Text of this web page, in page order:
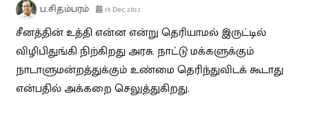
ப.சிதம்பரம் 19 Dec 2022
சீனத்தின் உத்தி என்ன என்று தெரியாமல் இருட்டில்
விழிபிதுங்கி நிற்கிறது அரசு. நாட்டு மக்களுக்கும்
நாடாளுமன்றத்துக்கும் உண்மை தெரிந்துவிடக் கூடாது
என்பதில் அக்கறை செலுத்துகிறது.